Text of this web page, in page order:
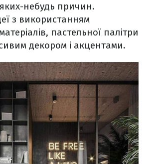
небудь причин.
з використанням
пастельної палітри
декором і акцентами.